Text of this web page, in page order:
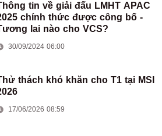
tin về giải đấu LMHT APAC
chính thức được công bố -
lai nào cho VCS?
30/09/2024 06:00
thách khó khăn cho T1 tại MSI
17/06/2026 08:59